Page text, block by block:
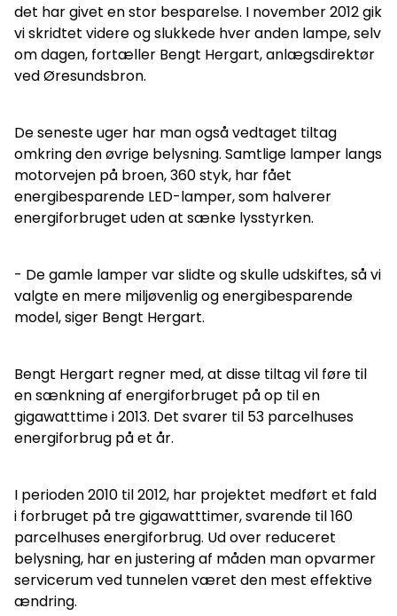
det har givet en stor besparelse. I november 2012 gik
vi skridtet videre og slukkede hver anden lampe, selv
om dagen, fortæller Bengt Hergart, anlægsdirektør
ved Øresundsbron.
De seneste uger har man også vedtaget tiltag
omkring den øvrige belysning. Samtlige lamper langs
motorvejen på broen, 360 styk, har fået
energibesparende LED-lamper, som halverer
energiforbruget uden at sænke lysstyrken.
- De gamle lamper var slidte og skulle udskiftes, så vi
valgte en mere miljøvenlig og energibesparende
model, siger Bengt Hergart.
Bengt Hergart regner med, at disse tiltag vil føre til
en sænkning af energiforbruget på op til en
gigawatttime i 2013. Det svarer til 53 parcelhuses
energiforbrug på et år.
I perioden 2010 til 2012, har projektet medført et fald
i forbruget på tre gigawatttimer, svarende til 160
parcelhuses energiforbrug. Ud over reduceret
belysning, har en justering af måden man opvarmer
servicerum ved tunnelen været den mest effektive
ændring.